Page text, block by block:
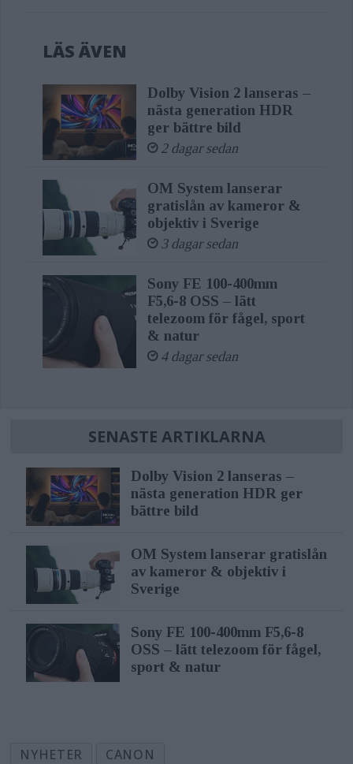
LÄS ÄVEN
Dolby Vision 2 lanseras –
nästa generation HDR
ger bättre bild
2 dagar sedan
OM System lanserar
gratislån av kameror &
objektiv i Sverige
3 dagar sedan
Sony FE 100-400mm
F5,6-8 OSS – lätt
telezoom för fågel, sport
& natur
4 dagar sedan
SENASTE ARTIKLARNA
Dolby Vision 2 lanseras –
nästa generation HDR ger
bättre bild
OM System lanserar gratislån
av kameror & objektiv i
Sverige
Sony FE 100-400mm F5,6-8
OSS – lätt telezoom för fågel,
sport & natur
NYHETER CANON